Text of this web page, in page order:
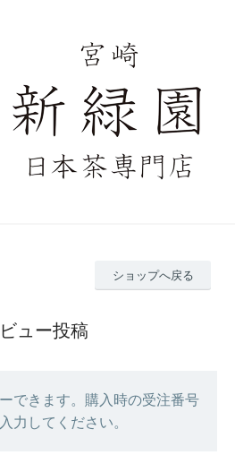
ショップへ戻る
ュー投稿
できます。購入時の受注番号
力してください。